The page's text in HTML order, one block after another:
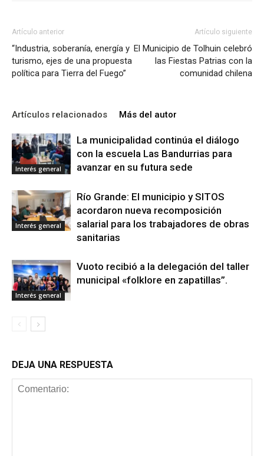
Artículo anterior
“Industria, soberanía, energía y
turismo, ejes de una propuesta
política para Tierra del Fuego”
Artículo siguiente
El Municipio de Tolhuin celebró
las Fiestas Patrias con la
comunidad chilena
Artículos relacionados Más del autor
Interés general
La municipalidad continúa el diálogo
con la escuela Las Bandurrias para
avanzar en su futura sede
Interés general
Río Grande: El municipio y SITOS
acordaron nueva recomposición
salarial para los trabajadores de obras
sanitarias
Interés general
Vuoto recibió a la delegación del taller
municipal «folklore en zapatillas”.
DEJA UNA RESPUESTA